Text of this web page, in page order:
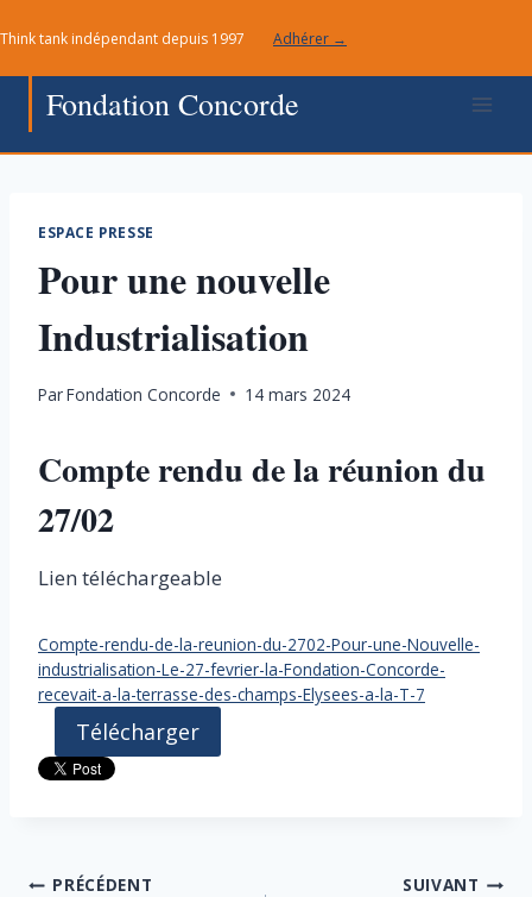
au
contenu
Think tank indépendant depuis 1997 Adhérer →
Fondation Concorde
ESPACE PRESSE
Pour une nouvelle
Industrialisation
ParFondation Concorde 14 mars 2024
Compte rendu de la réunion du
27/02
Lien téléchargeable
Compte-rendu-de-la-reunion-du-2702-Pour-une-Nouvelle-
industrialisation-Le-27-fevrier-la-Fondation-Concorde-
recevait-a-la-terrasse-des-champs-Elysees-a-la-T-7
Télécharger
PRÉCÉDENT SUIVANT